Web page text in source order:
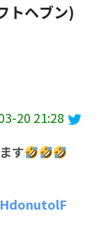
トヘブン)
20 21:28
す